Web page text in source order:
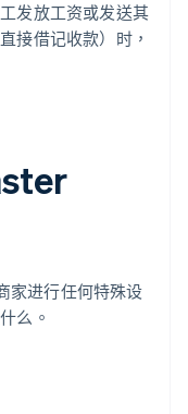
发放工资或发送其
接借记收款）时，
家进行任何特殊设
么。